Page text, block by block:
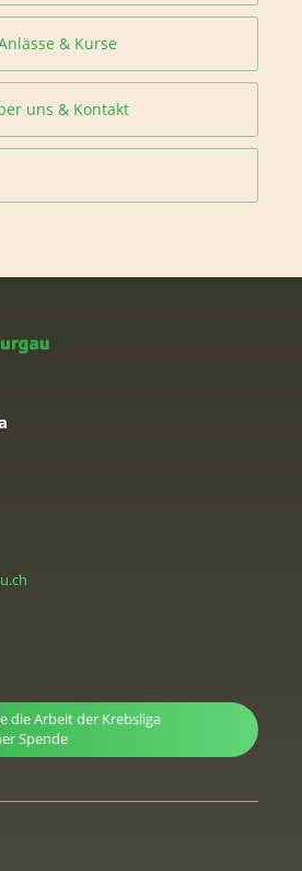
& Kurse
uns & Kontakt
die Arbeit der Krebsliga
Spende